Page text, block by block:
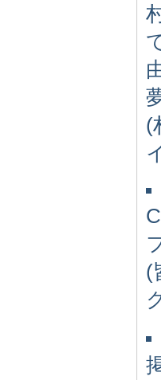
(
(